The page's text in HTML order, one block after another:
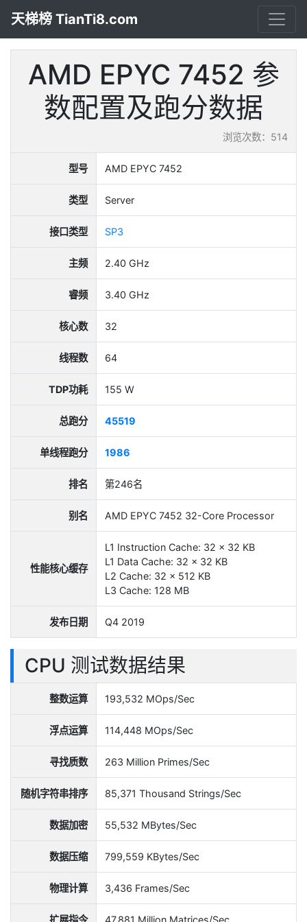
天梯榜 TianTi8.com
AMD EPYC 7452 参
数配置及跑分数据
浏览次数：514
型号 AMD EPYC 7452
类型 Server
接口类型 SP3
主频 2.40 GHz
睿频 3.40 GHz
核心数 32
线程数 64
TDP功耗 155 W
总跑分 45519
单线程跑分 1986
排名 第246名
别名 AMD EPYC 7452 32-Core Processor
性能核心缓存
L1 Instruction Cache: 32 x 32 KB
L1 Data Cache: 32 x 32 KB
L2 Cache: 32 x 512 KB
L3 Cache: 128 MB
发布日期 Q4 2019
CPU 测试数据结果
整数运算 193,532 MOps/Sec
浮点运算 114,448 MOps/Sec
寻找质数 263 Million Primes/Sec
随机字符串排序 85,371 Thousand Strings/Sec
数据加密 55,532 MBytes/Sec
数据压缩 799,559 KBytes/Sec
物理计算 3,436 Frames/Sec
扩展指令 47,881 Million Matrices/Sec